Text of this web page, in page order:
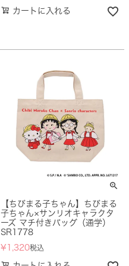
カートに入れる
【ちびまる子ちゃん】ちびまる
子ちゃん×サンリオキャラクタ
ーズ マチ付きバッグ（通学）
SR1778
¥ 1,320税込